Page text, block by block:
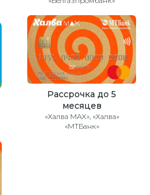
Рассрочка до 5
месяцев
«Халва MAX», «Халва»
«МТБанк»